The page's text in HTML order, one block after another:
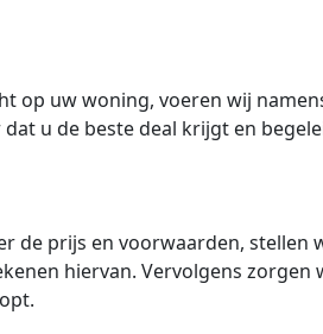
op uw woning, voeren wij
u de beste deal krijgt en
de prijs en voorwaarden, stellen
hiervan. Vervolgens zorgen